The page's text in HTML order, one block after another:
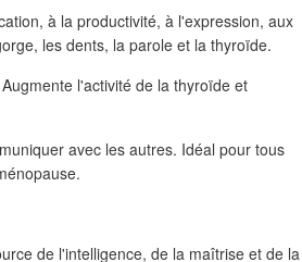
à la productivité, à l'expression, aux
les dents, la parole et la thyroïde.
l'activité de la thyroïde et
avec les autres. Idéal pour tous
de l'intelligence, de la maîtrise et de la